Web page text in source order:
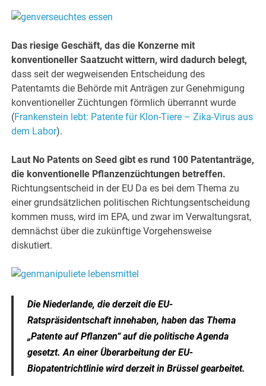
Das riesige Geschäft, das die Konzerne mit
konventioneller Saatzucht wittern, wird dadurch belegt,
dass seit der wegweisenden Entscheidung des
Patentamts die Behörde mit Anträgen zur Genehmigung
konventioneller Züchtungen förmlich überrannt wurde
(Frankenstein lebt: Patente für Klon-Tiere – Zika-Virus aus
dem Labor).
Laut No Patents on Seed gibt es rund 100 Patentanträge,
die konventionelle Pflanzenzüchtungen betreffen.
Richtungsentscheid in der EU Da es bei dem Thema zu
einer grundsätzlichen politischen Richtungsentscheidung
kommen muss, wird im EPA, und zwar im Verwaltungsrat,
demnächst über die zukünftige Vorgehensweise
diskutiert.
Die Niederlande, die derzeit die EU-
Ratspräsidentschaft innehaben, haben das Thema
„Patente auf Pflanzen“ auf die politische Agenda
gesetzt. An einer Überarbeitung der EU-
Biopatentrichtlinie wird derzeit in Brüssel gearbeitet.